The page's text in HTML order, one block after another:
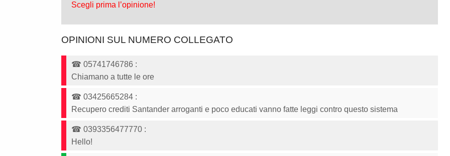
Scegli prima l’opinione!
OPINIONI SUL NUMERO COLLEGATO
☎ 05741746786 :
Chiamano a tutte le ore
☎ 03425665284 :
Recupero crediti Santander arroganti e poco educati vanno fatte leggi contro questo sistema
☎ 0393356477770 :
Hello!